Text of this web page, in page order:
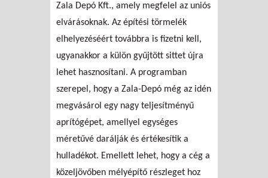
Zala Depó Kft., amely megfelel az uniós
elvárásoknak. Az építési törmelék
elhelyezéséért továbbra is fizetni kell,
ugyanakkor a külön gyűjtött sittet újra
lehet hasznosítani. A programban
szerepel, hogy a Zala-Depó még az idén
megvásárol egy nagy teljesítményű
aprítógépet, amellyel egységes
méretűvé darálják és értékesítik a
hulladékot. Emellett lehet, hogy a cég a
közeljövőben mélyépítő részleget hoz